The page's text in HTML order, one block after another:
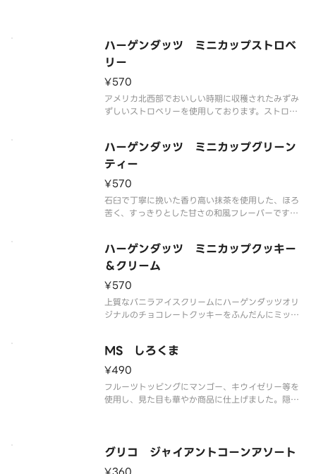
※品質に配慮して配送いたしますが、商品性質上溶
解の可
ハーゲンダッツ ミニカップストロベ
リー
¥570
アメリカ北西部でおいしい時期に収穫されたみずみ
ずしいストロベリーを使用しております。ストロベ
※品質に配慮して配送いたしますが、商品性質上溶
解の可能性もございます。ご了承の
ハーゲンダッツ ミニカップグリーン
ティー
¥570
石臼で丁寧に挽いた香り高い抹茶を使用した、ほろ
苦く、すっきりとした甘さの和風フレーバーです。
※品質に配慮して配送いたしますが、商品性質上溶
解の可能性もございます。ご了承の上ご注文くださ
ハーゲンダッツ ミニカップクッキー
＆クリーム
¥570
上質なバニラアイスクリームにハーゲンダッツオリ
ジナルのチョコレートクッキーをふんだんにミック
ます。
※品質に配慮して配送いたしますが、商品性質上溶
解の可能性もございます
MS しろくま
¥490
フルーツトッピングにマンゴー、キウイゼリー等を
使用し、見た目も華やか商品に仕上げました。隠し
解の可能性もございます。ご了承の上ご注文くださ
グリコ ジャイアントコーンアソート